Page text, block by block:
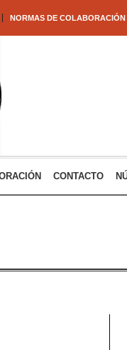
NORMAS DE COLABORACIÓN
CONTACTO